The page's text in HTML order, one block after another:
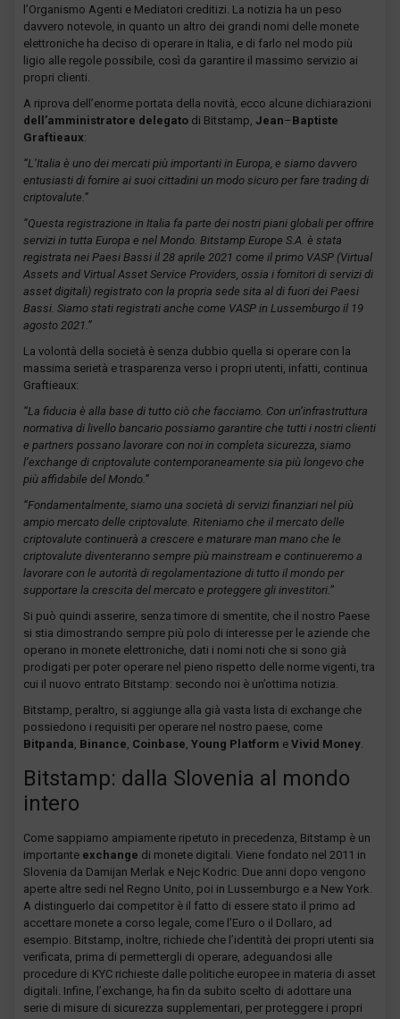
l’Organismo Agenti e Mediatori creditizi. La notizia ha un peso
davvero notevole, in quanto un altro dei grandi nomi delle monete
elettroniche ha deciso di operare in Italia, e di farlo nel modo più
ligio alle regole possibile, così da garantire il massimo servizio ai
propri clienti.
A riprova dell’enorme portata della novità, ecco alcune dichiarazioni
dell’amministratore delegato di Bitstamp, Jean–Baptiste
Graftieaux:
“L’Italia è uno dei mercati più importanti in Europa, e siamo davvero
entusiasti di fornire ai suoi cittadini un modo sicuro per fare trading di
criptovalute.”
“Questa registrazione in Italia fa parte dei nostri piani globali per offrire
servizi in tutta Europa e nel Mondo. Bitstamp Europe S.A. è stata
registrata nei Paesi Bassi il 28 aprile 2021 come il primo VASP (Virtual
Assets and Virtual Asset Service Providers, ossia i fornitori di servizi di
asset digitali) registrato con la propria sede sita al di fuori dei Paesi
Bassi. Siamo stati registrati anche come VASP in Lussemburgo il 19
agosto 2021.”
La volontà della società è senza dubbio quella si operare con la
massima serietà e trasparenza verso i propri utenti, infatti, continua
Graftieaux:
“La fiducia è alla base di tutto ciò che facciamo. Con un’infrastruttura
normativa di livello bancario possiamo garantire che tutti i nostri clienti
e partners possano lavorare con noi in completa sicurezza, siamo
l’exchange di criptovalute contemporaneamente sia più longevo che
più affidabile del Mondo.”
“Fondamentalmente, siamo una società di servizi finanziari nel più
ampio mercato delle criptovalute. Riteniamo che il mercato delle
criptovalute continuerà a crescere e maturare man mano che le
criptovalute diventeranno sempre più mainstream e continueremo a
lavorare con le autorità di regolamentazione di tutto il mondo per
supportare la crescita del mercato e proteggere gli investitori.”
Si può quindi asserire, senza timore di smentite, che il nostro Paese
si stia dimostrando sempre più polo di interesse per le aziende che
operano in monete elettroniche, dati i nomi noti che si sono già
prodigati per poter operare nel pieno rispetto delle norme vigenti, tra
cui il nuovo entrato Bitstamp: secondo noi è un’ottima notizia.
Bitstamp, peraltro, si aggiunge alla già vasta lista di exchange che
possiedono i requisiti per operare nel nostro paese, come
Bitpanda, Binance, Coinbase, Young Platform e Vivid Money.
Bitstamp: dalla Slovenia al mondo
intero
Come sappiamo ampiamente ripetuto in precedenza, Bitstamp è un
importante exchange di monete digitali. Viene fondato nel 2011 in
Slovenia da Damijan Merlak e Nejc Kodric. Due anni dopo vengono
aperte altre sedi nel Regno Unito, poi in Lussemburgo e a New York.
A distinguerlo dai competitor è il fatto di essere stato il primo ad
accettare monete a corso legale, come l’Euro o il Dollaro, ad
esempio. Bitstamp, inoltre, richiede che l’identità dei propri utenti sia
verificata, prima di permettergli di operare, adeguandosi alle
procedure di KYC richieste dalle politiche europee in materia di asset
digitali. Infine, l’exchange, ha fin da subito scelto di adottare una
serie di misure di sicurezza supplementari, per proteggere i propri